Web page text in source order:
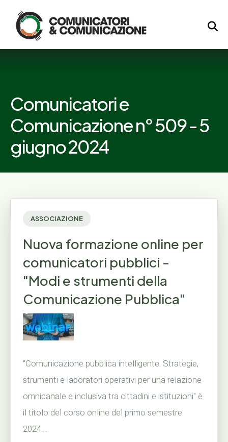
Logo
Comunicatori e
Comunicazione n° 509 - 5
giugno 2024
ASSOCIAZIONE
Nuova formazione online per
comunicatori pubblici -
"Modi e strumenti della
Comunicazione Pubblica"
"Comunicazione pubblica intelligente. Strategie,
strumenti e laboratori operativi per una relazione
omnicanale e inclusiva tra cittadini e istituzioni" è
il titolo del corso online del primo semestre
2024....